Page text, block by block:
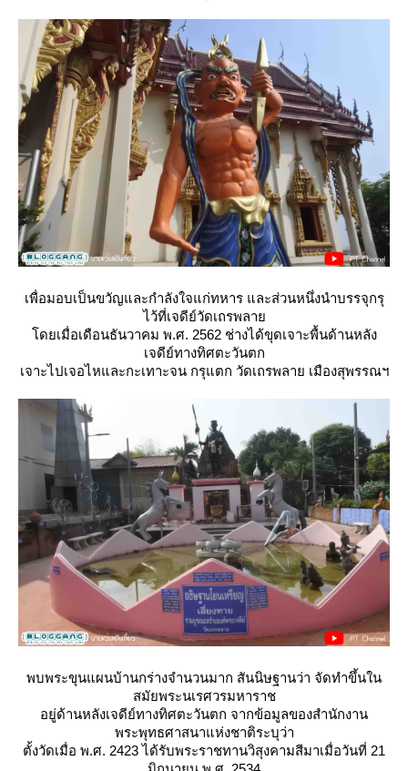
เพื่อมอบเป็นขวัญและกำลังใจแก่ทหาร และส่วนหนึ่งนำบรรจุกรุ
ไว้ที่เจดีย์วัดเถรพลา
ดยเมื่อเดือนธันวาคม พ.ศ. 2562 ช่างได้ขุดเจาะพื้นด้านหลัง
เจดีย์ทางทิศตะวันตก
เจาะไปเจอไหและกะเทาะจน กรุแตก วัดเถรพลาย เมืองสุพรรณฯ
พบพระขุนแผนบ้านกร่างจำนวนมาก สันนิษฐานว่า จัดทำขึ้นใน
สมัยพระนเรศวรมหาราช
อยู่ด้านหลังเจดีย์ทางทิศตะวันตก จากข้อมูลของสำนักงาน
พระพุทธศาสนาแห่งชาติระบุว่า
ตั้งวัดเมื่อ พ.ศ. 2423 ได้รับพระราชทานวิสุงคามสีมาเมื่อวันที่ 21